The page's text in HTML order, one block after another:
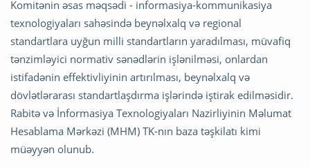
Komitənin əsas məqsədi - informasiya-kommunikasiya
texnologiyaları sahəsində beynəlxalq və regional
standartlara uyğun milli standartların yaradılması, müvafiq
tənzimləyici normativ sənədlərin işlənilməsi, onlardan
istifadənin effektivliyinin artırılması, beynəlxalq və
dövlətlərarası standartlaşdırma işlərində iştirak edilməsidir.
Rabitə və İnformasiya Texnologiyaları Nazirliyinin Məlumat
Hesablama Mərkəzi (MHM) TK-nın baza təşkilatı kimi
müəyyən olunub.